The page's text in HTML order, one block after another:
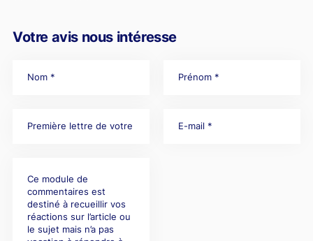
Votre avis nous intéresse